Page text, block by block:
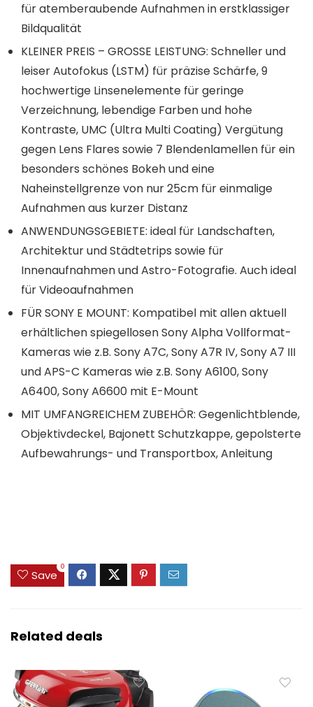
für atemberaubende Aufnahmen in erstklassiger
Bildqualität
KLEINER PREIS – GROSSE LEISTUNG: Schneller und
leiser Autofokus (LSTM) für präzise Schärfe, 9
hochwertige Linsenelemente für geringe
Verzeichnung, lebendige Farben und hohe
Kontraste, UMC (Ultra Multi Coating) Vergütung
gegen Lens Flares sowie 7 Blendenlamellen für ein
besonders schönes Bokeh und eine
Naheinstellgrenze von nur 25cm für einmalige
Aufnahmen aus kurzer Distanz
ANWENDUNGSGEBIETE: ideal für Landschaften,
Architektur und Städtetrips sowie für
Innenaufnahmen und Astro-Fotografie. Auch ideal
für Videoaufnahmen
FÜR SONY E MOUNT: Kompatibel mit allen aktuell
erhältlichen spiegellosen Sony Alpha Vollformat-
Kameras wie z.B. Sony A7C, Sony A7R IV, Sony A7 III
und APS-C Kameras wie z.B. Sony A6100, Sony
A6400, Sony A6600 mit E-Mount
MIT UMFANGREICHEM ZUBEHÖR: Gegenlichtblende,
Objektivdeckel, Bajonett Schutzkappe, gepolsterte
Aufbewahrungs- und Transportbox, Anleitung
Save
0
Related deals